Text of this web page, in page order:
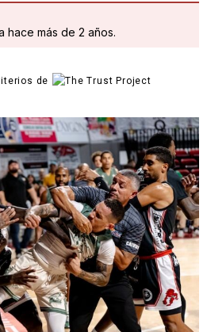
hace más de 2 años.
de